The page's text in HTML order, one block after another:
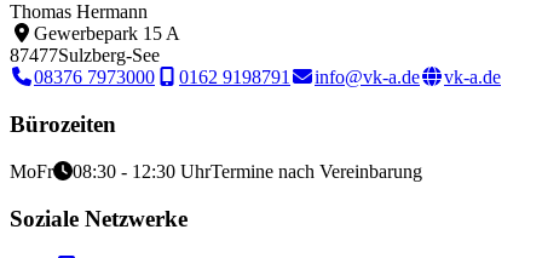
Thomas Hermann
Gewerbepark 15 A
87477Sulzberg-See
08376 7973000
0162 9198791 info@vk-a.de vk-a.de
Bürozeiten
MoFr 08:30 - 12:30 UhrTermine nach Vereinbarung
Soziale Netzwerke